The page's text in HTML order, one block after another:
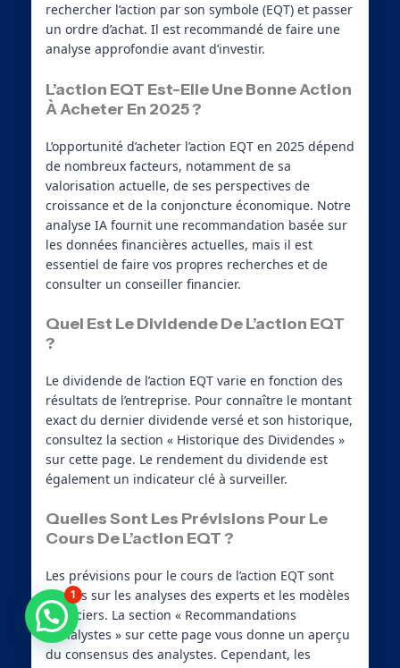
rechercher l’action par son symbole (EQT) et passer
un ordre d’achat. Il est recommandé de faire une
analyse approfondie avant d’investir.
L’action EQT Est-Elle Une Bonne Action
À Acheter En 2025 ?
L’opportunité d’acheter l’action EQT en 2025 dépend
de nombreux facteurs, notamment de sa
valorisation actuelle, de ses perspectives de
croissance et de la conjoncture économique. Notre
analyse IA fournit une recommandation basée sur
les données financières actuelles, mais il est
essentiel de faire vos propres recherches et de
consulter un conseiller financier.
Quel Est Le Dividende De L’action EQT
?
Le dividende de l’action EQT varie en fonction des
résultats de l’entreprise. Pour connaître le montant
exact du dernier dividende versé et son historique,
consultez la section « Historique des Dividendes »
sur cette page. Le rendement du dividende est
également un indicateur clé à surveiller.
Quelles Sont Les Prévisions Pour Le
Cours De L’action EQT ?
Les prévisions pour le cours de l’action EQT sont
basées sur les analyses des experts et les modèles
financiers. La section « Recommandations
d’Analystes » sur cette page vous donne un aperçu
du consensus des analystes. Cependant, les
Besoin d'aide ?
1